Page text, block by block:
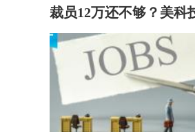
裁员12万还不够？美科